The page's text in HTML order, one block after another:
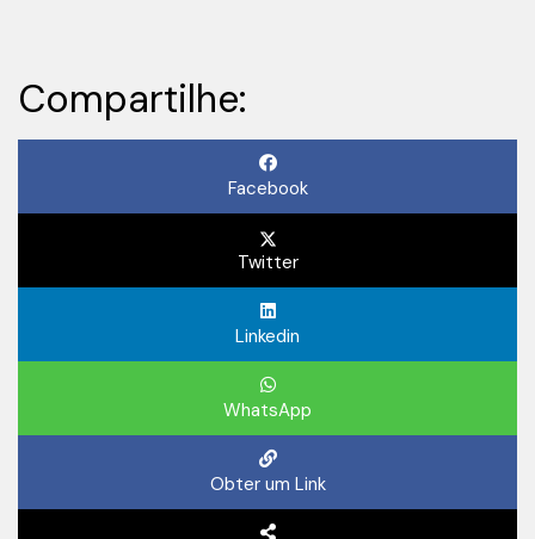
Compartilhe:
Facebook
Twitter
Linkedin
WhatsApp
Obter um Link